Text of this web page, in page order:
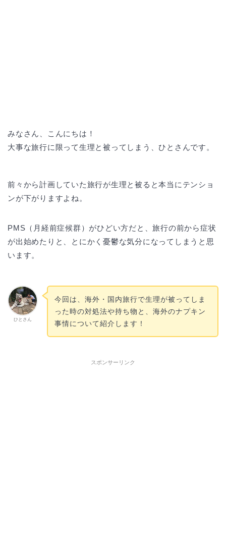
みなさん、こんにちは！
大事な旅行に限って生理と被ってしまう、ひとさんです。
前々から計画していた旅行が生理と被ると本当にテンショ
ンが下がりますよね。
PMS（月経前症候群）がひどい方だと、旅行の前から症状
が出始めたりと、とにかく憂鬱な気分になってしまうと思
います。
ひとさん
今回は、海外・国内旅行で生理が被ってしま
った時の対処法や持ち物と、海外のナプキン
事情について紹介します！
スポンサーリンク